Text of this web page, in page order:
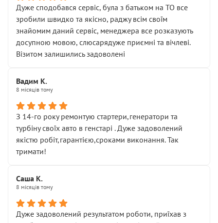
Дуже сподобався сервіс, була з батьком на ТО все
зробили швидко та якісно, раджу всім своїм
знайомим даний сервіс, менеджера все розказують
досупною мовою, слюсарядуже приємні та вічлеві.
Візитом залишились задоволені
Вадим К.
8 місяців тому
З 14-го року ремонтую стартери,генератори та
турбіну своїх авто в генстарі . Дуже задоволений
якістю робіт,гарантією,сроками виконання. Так
тримати!
Саша К.
8 місяців тому
Дуже задоволений результатом роботи, приїхав з